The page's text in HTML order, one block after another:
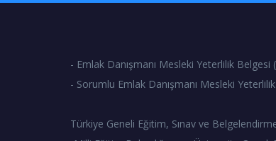
- Emlak Danışmanı Mesleki Yeterlilik Belgesi
- Sorumlu Emlak Danışmanı Mesleki
Türkiye Geneli Eğitim, Sınav ve